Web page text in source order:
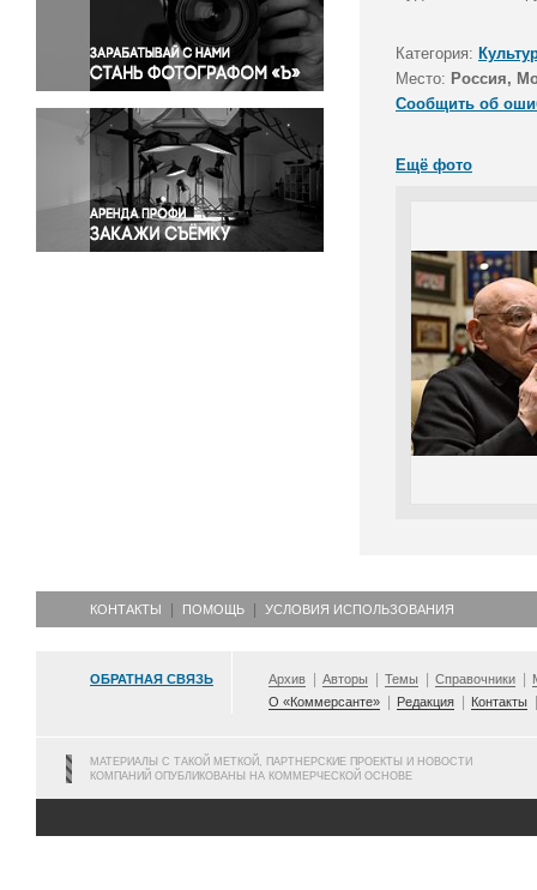
Правосудие
Происшествия и конфликты
Религия
Светская жизнь
Спорт
Экология
Экономика и бизнес
Категория:
Место: Россия,
Сообщить об
Ещё фото
КОНТАКТЫ ПОМОЩЬ УСЛОВИЯ ИСПОЛЬЗОВАНИЯ
ОБРАТНАЯ СВЯЗЬ Архив Авторы Темы Справочники
О «Коммерсанте»
Редакция Контакты
МАТЕРИАЛЫ С ТАКОЙ МЕТКОЙ, ПАРТНЕРСКИЕ ПРОЕКТЫ И НОВОСТИ
КОМПАНИЙ ОПУБЛИКОВАНЫ НА КОММЕРЧЕСКОЙ ОСНОВЕ